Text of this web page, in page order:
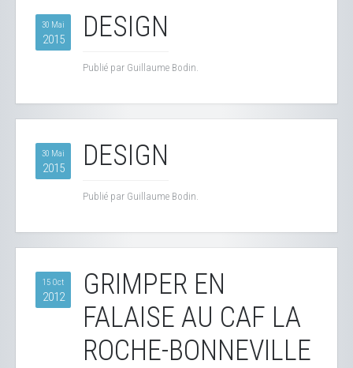
30 Mai
2015 DESIGN
Publié par Guillaume Bodin.
30 Mai
2015 DESIGN
Publié par Guillaume Bodin.
15 Oct
2012
GRIMPER EN
FALAISE AU CAF LA
ROCHE-BONNEVILLE